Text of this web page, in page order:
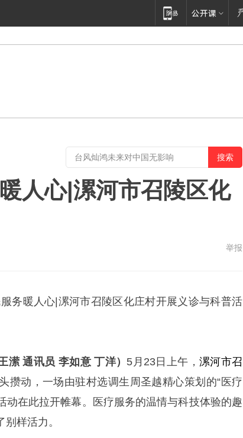
人心|漯河市召陵区化
举报
务暖人心|漯河市召陵区化庄村开展义诊与科普活
潆 通讯员 李如意 丁洋） 5月23日上午， 漯河市召
攒动，一场由驻村选调生周圣越精心策划的“医疗
动在此拉开帷幕。医疗服务的温情与科技体验的趣
样活力。